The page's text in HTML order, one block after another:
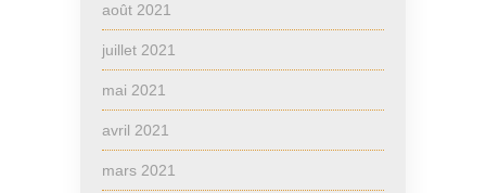
août 2021
juillet 2021
mai 2021
avril 2021
mars 2021